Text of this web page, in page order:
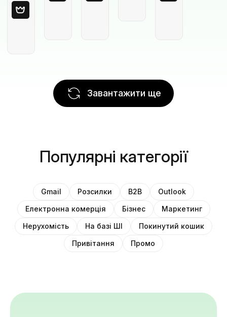
Завантажити ще
Популярні категорії
Gmail Розсилки B2B
Outlook
Електронна комерція
Бізнес
Маркетинг
Нерухомість
На базі ШІ
Покинутий кошик
Привітання
Промо